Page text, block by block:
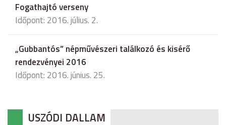
Fogathajtó verseny
Időpont: 2016. július. 2.
„Gubbantós” népművészeri találkozó és kisérő
rendezvényei 2016
Időpont: 2016. június. 25.
USZÓDI DALLAM